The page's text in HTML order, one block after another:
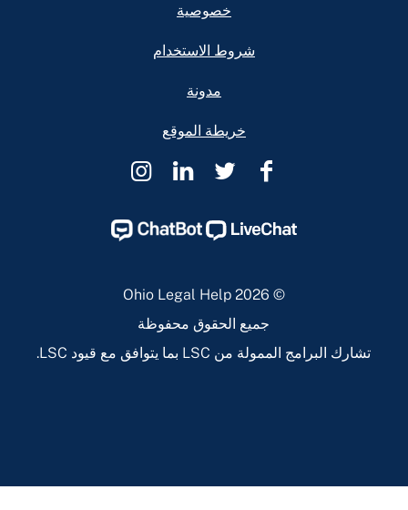
خصوصية
شروط الاستخدام
مدونة
خريطة الموقع
Ohio
Help
Page
Ohio
Help
Page
Ohio
Help
Page
Ohio
Help
Page
جميع الحقوق محفوظة
تشارك البرامج الممولة من LSC بما يتوافق مع قيود LSC.